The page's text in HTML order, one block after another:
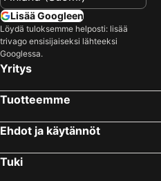
Lisää Googleen
Löydä tuloksemme helposti: lisää
trivago ensisijaiseksi lähteeksi
Googlessa.
Yritys
Tuotteemme
Ehdot ja käytännöt
Tuki